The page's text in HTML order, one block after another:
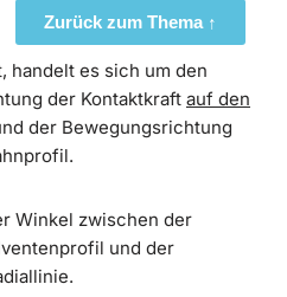
Zurück zum Thema ↑
handelt es sich um den
der Kontaktkraft auf den
der Bewegungsrichtung
Winkel zwischen der
und der